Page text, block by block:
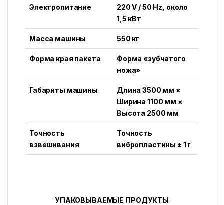
Электропитание
220 V / 50 Hz, около
1,5 кВт
Масса машины 550 кг
Форма края пакета
Форма «зубчатого
ножа»
Габариты машины
Длина 3500 мм ×
Ширина 1100 мм ×
Высота 2500 мм
Точность
взвешивания
Точность
вибропластины ± 1 г
УПАКОВЫВАЕМЫЕ ПРОДУКТЫ